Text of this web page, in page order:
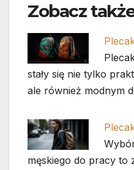
Zobacz
stały się nie tylko
ale również modnym
męskiego do pracy to